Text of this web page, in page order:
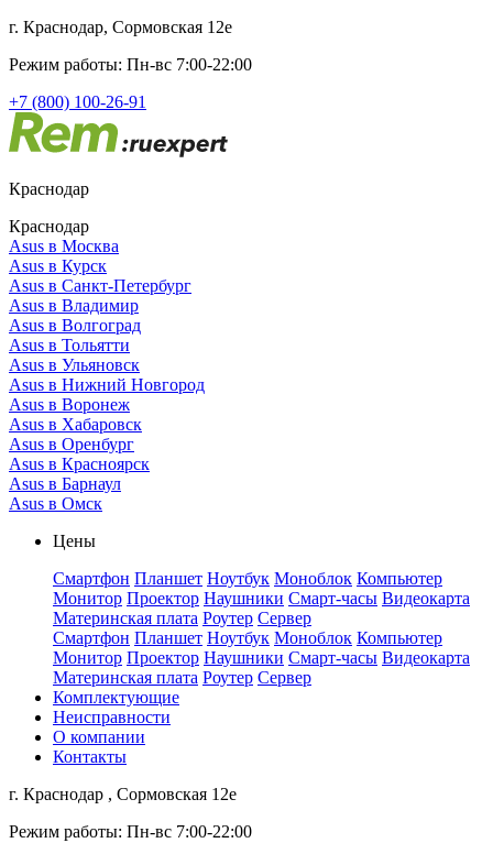
г. Краснодар, Сормовская 12е
Режим работы: Пн-вс 7:00-22:00
+7 (800) 100-26-91
Краснодар
Краснодар
Asus в Москва
Asus в Курск
Asus в Санкт-Петербург
Asus в Владимир
Asus в Волгоград
Asus в Тольятти
Asus в Ульяновск
Asus в Нижний Новгород
Asus в Воронеж
Asus в Хабаровск
Asus в Оренбург
Asus в Красноярск
Asus в Барнаул
Asus в Омск
Цены
Смартфон Планшет Ноутбук Моноблок Компьютер
Монитор Проектор Наушники Смарт-часы Видеокарта
Материнская плата Роутер Сервер
Смартфон Планшет Ноутбук Моноблок Компьютер
Монитор Проектор Наушники Смарт-часы Видеокарта
Материнская плата Роутер Сервер
Комплектующие
Неисправности
О компании
Контакты
г. Краснодар , Сормовская 12е
Режим работы: Пн-вс 7:00-22:00